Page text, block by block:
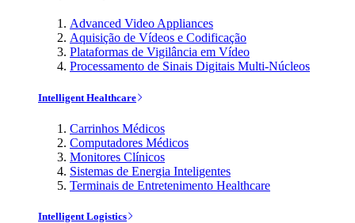
Advanced Video Appliances
Aquisição de Vídeos e Codificação
Plataformas de Vigilância em Vídeo
Processamento de Sinais Digitais Multi-Núcleos
Intelligent Healthcare
Carrinhos Médicos
Computadores Médicos
Monitores Clínicos
Sistemas de Energia Inteligentes
Terminais de Entretenimento Healthcare
Intelligent Logistics